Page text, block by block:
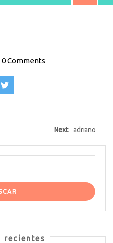
0 Comments
Next adriano
recientes